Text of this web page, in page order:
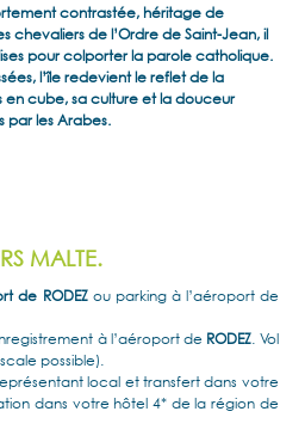
contrastée, héritage de
chevaliers de l’Ordre de Saint-Jean, il
pour colporter la parole catholique.
l’île redevient le reflet de la
cube, sa culture et la douceur
par les Arabes.
MALTE.
de RODEZou parking à l’aéroport de
à l’aéroport de RODEZ. Vol
possible).
local et transfert dans votre
dans votre hôtel 4* de la région de